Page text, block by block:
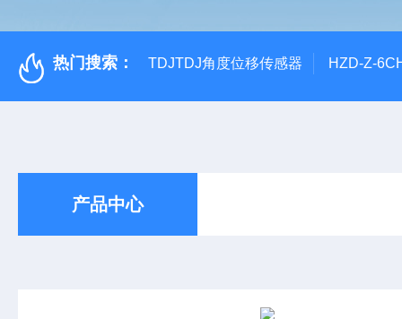
热门搜索： TDJTDJ角度位移传感器 HZD-Z-
产品中心